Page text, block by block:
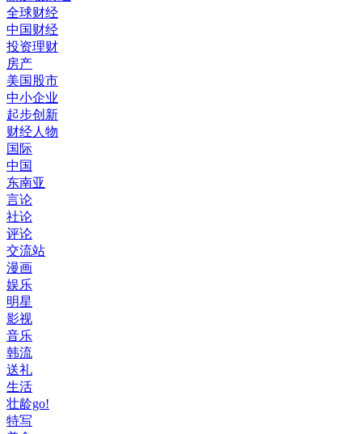
全球财经
中国财经
投资理财
房产
美国股市
中小企业
起步创新
财经人物
国际
中国
东南亚
言论
社论
评论
交流站
漫画
娱乐
明星
影视
音乐
韩流
送礼
生活
壮龄go!
特写